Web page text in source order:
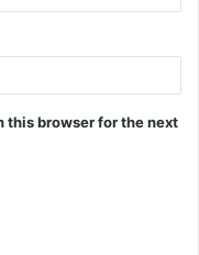
this browser for the next